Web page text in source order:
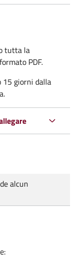
tutta la
PDF.
15 giorni dalla
alcun